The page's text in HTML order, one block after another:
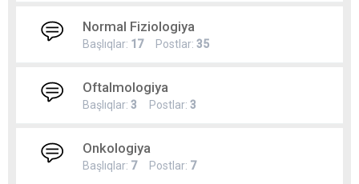
Normal Fiziologiya
Başlıqlar: 17Postlar: 35
Oftalmologiya
Başlıqlar: 3 Postlar: 3
Onkologiya
Başlıqlar: 7Postlar: 7